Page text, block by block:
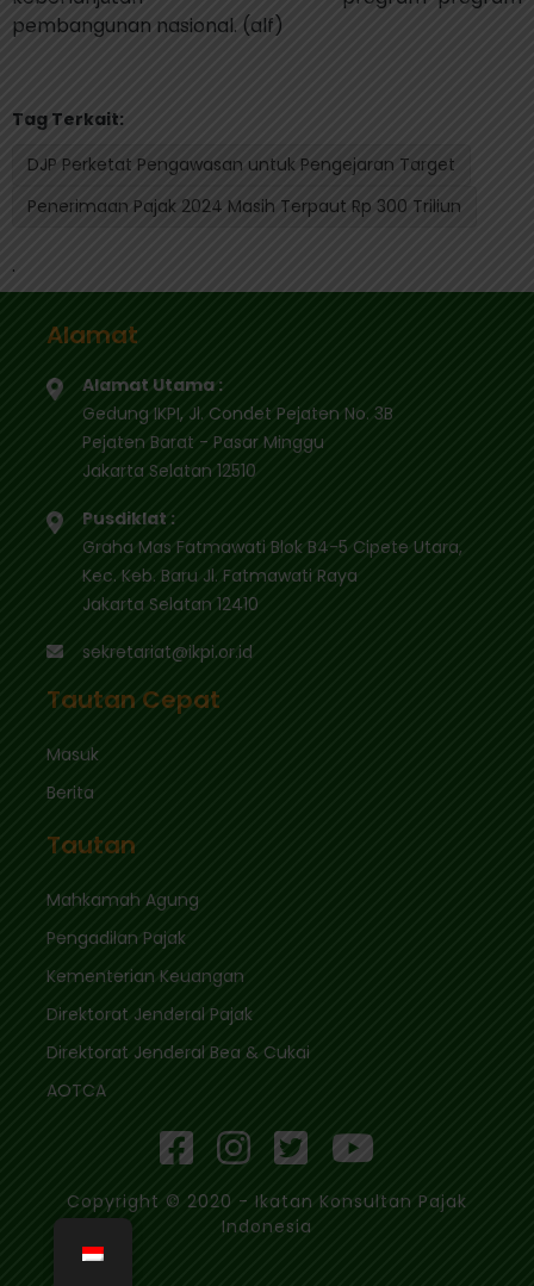
pembangunan nasional. (alf)
Tag Terkait:
DJP Perketat Pengawasan untuk Pengejaran Target
Penerimaan Pajak 2024 Masih Terpaut Rp 300 Triliun
.
Alamat
Alamat Utama :
Gedung IKPI, Jl. Condet Pejaten No. 3B
Pejaten Barat - Pasar Minggu
Jakarta Selatan 12510
Pusdiklat :
Graha Mas Fatmawati Blok B4-5 Cipete Utara,
Kec. Keb. Baru Jl. Fatmawati Raya
Jakarta Selatan 12410
sekretariat@ikpi.or.id
Tautan Cepat
Masuk
Berita
Tautan
Mahkamah Agung
Pengadilan Pajak
Kementerian Keuangan
Direktorat Jenderal Pajak
Direktorat Jenderal Bea & Cukai
AOTCA
Copyright © 2020 - Ikatan Konsultan Pajak
Indonesia